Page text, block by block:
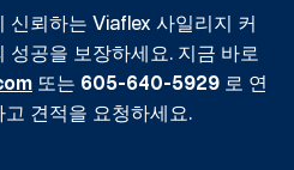
신뢰하는 Viaflex 사일리지 커
성공을 보장하세요. 지금 바로
또는 605-640-5929 로 연
견적을 요청하세요.